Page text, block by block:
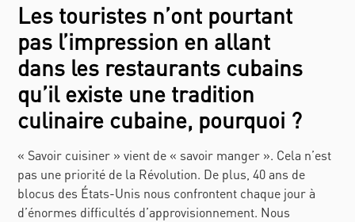
Les touristes n’ont pourtant
pas l’impression en allant
dans les restaurants cubains
qu’il existe une tradition
culinaire cubaine, pourquoi ?
« Savoir cuisiner » vient de « savoir manger ». Cela n’est
pas une priorité de la Révolution. De plus, 40 ans de
blocus des États-Unis nous confrontent chaque jour à
d’énormes difficultés d’approvisionnement. Nous